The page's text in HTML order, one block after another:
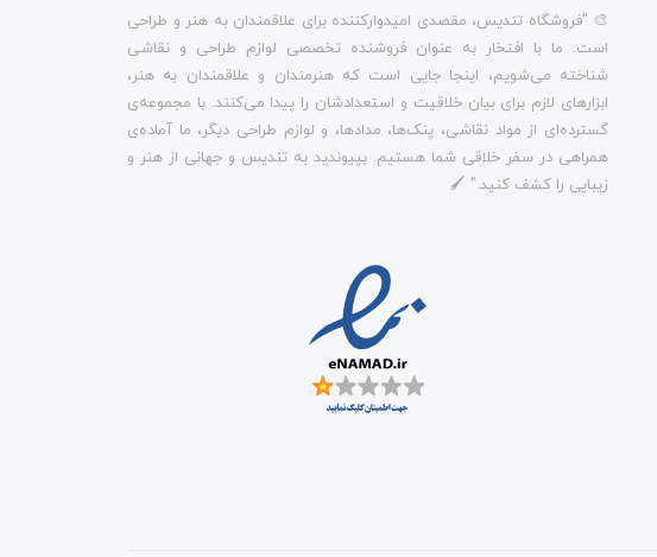
🎨 "فروشگاه تندیس، مقصدی امیدوارکننده برای علاقمندان به هنر و طراحی
است. ما با افتخار به عنوان فروشنده تخصصی لوازم طراحی و نقاشی
شناخته می‌شویم، اینجا جایی است که هنرمندان و علاقمندان به هنر،
ابزارهای لازم برای بیان خلاقیت و استعدادشان را پیدا می‌کنند. با مجموعه‌ی
گسترده‌ای از مواد نقاشی، پنک‌ها، مدادها، و لوازم طراحی دیگر، ما آماده‌ی
همراهی در سفر خلاقی شما هستیم. بپیوندید به تندیس و جهانی از هنر و
زیبایی را کشف کنید." 🖌️